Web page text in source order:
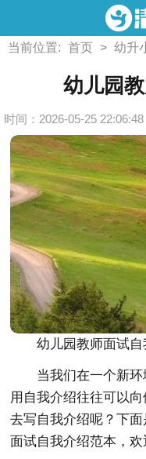
当前位置: 首页 > 幼升
幼儿园
时间：2026-05-25 22:06:48
幼儿园教师面试
当我们在一个新
用自我介绍往往可以
去写自我介绍呢？下
面试自我介绍范本，欢